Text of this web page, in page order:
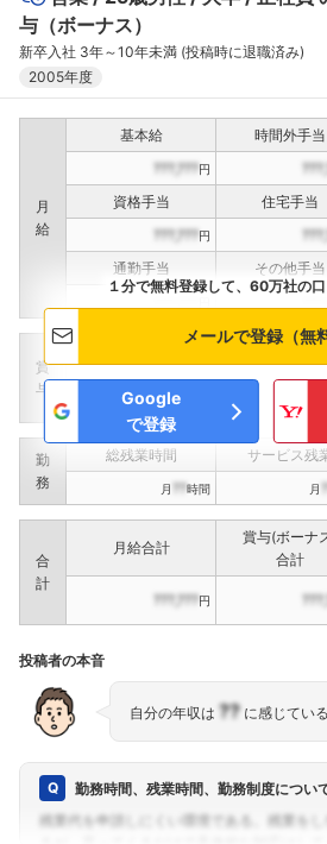
与（ボーナス）
新卒入社 3年～10年未満 (投稿時に退職済み)
2005年度
月
給
基本給 時間外手当
???,???円
資格手当 住宅手当
???,???円
通勤手当
その他手当
賞
与
インセンティ
???,???
勤
務
総残業時間 サービス残
月 ??時間 月
合
計
月給合計
賞与(ボーナ
合計
???,???円
１分で無料登録して、60万社の
メールで登録（無
Google
で登録
投稿者の本音
自分の年収は ??に感じている
勤務時間、残業時間、勤務制度につい